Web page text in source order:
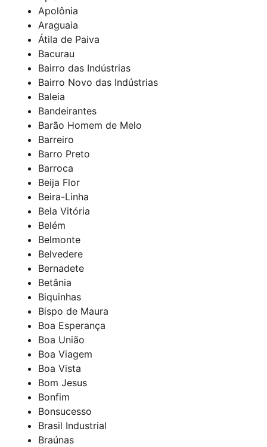
Apolônia
Araguaia
Átila de Paiva
Bacurau
Bairro das Indústrias
Bairro Novo das Indústrias
Baleia
Bandeirantes
Barão Homem de Melo
Barreiro
Barro Preto
Barroca
Beija Flor
Beira-Linha
Bela Vitória
Belém
Belmonte
Belvedere
Bernadete
Betânia
Biquinhas
Bispo de Maura
Boa Esperança
Boa União
Boa Viagem
Boa Vista
Bom Jesus
Bonfim
Bonsucesso
Brasil Industrial
Braúnas